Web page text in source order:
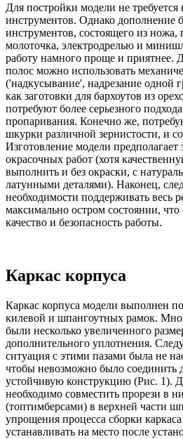
Для постройки модели не
инструментов. Однако дополнение
инструментов, состоящего из ножа,
молоточка, электродрелью и
работу намного проще и приятнее.
полос можно использовать
('надкусывание', надрезание одной
как заготовки для бархоутов из
потребуют более серьезного
пропаривания. Конечно же,
шкурки различной зернистости, и
Изготовление модели
окрасочных работ (хотя
выполнить и без окраски, с
латунными деталями). Наконец,
необходимости поддерживать весь
максимально остром состоянии, что
качество и безопасность работы.
Каркас корпуса
Каркас корпуса модели выполнен
килевой и шпангоутных рамок.
были несколько увеличенного
дополнительного уплотнения.
ситуация с этими пазами была не
чтобы невозможно было соединить
устойчивую конструкцию (Рис. 1).
необходимо совместить прорези в
(топтимберсами) в верхней части
упрощения процесса сборки
устанавливать на место после